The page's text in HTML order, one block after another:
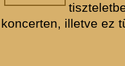
koncerten, illetve ez